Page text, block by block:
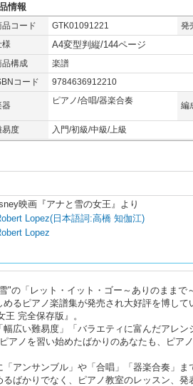
情報
品コード GTK01091221 発
様
A4変型判縦/144ページ
品構成
楽譜
コード
9784636912210
器 ピアノ/合唱/器楽合奏 編
易度
入門/初級/中級/上級
映画『アナと雪の女王』より
Lopez(日本語詞:高橋 知伽江)
Lopez
"の「レット・イット・ゴー～ありのままで
るピアノ楽譜集が発売され大好評を博して
完全保存版』。
広い難易度」「バラエティに富んだアレン
アノを習い始めたばかりのあなたも、ピア
アンサンブル」や「合唱」「器楽合奏」ま
ばかりでなく、ピアノ教室のレッスン、発